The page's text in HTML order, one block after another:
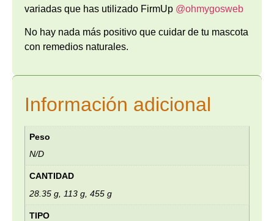
variadas que has utilizado FirmUp @ohmygosweb
No hay nada más positivo que cuidar de tu mascota
con remedios naturales.
Información adicional
Peso
N/D
CANTIDAD
28.35 g, 113 g, 455 g
TIPO